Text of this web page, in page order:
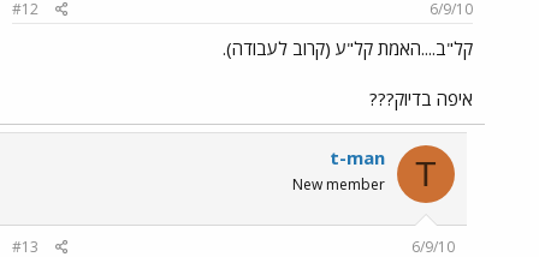
6/9/10
#12
קל"ב....האמת קל"ע (קרוב לעבודה).
איפה בדיוק???
T
t-man
New member
6/9/10
#13